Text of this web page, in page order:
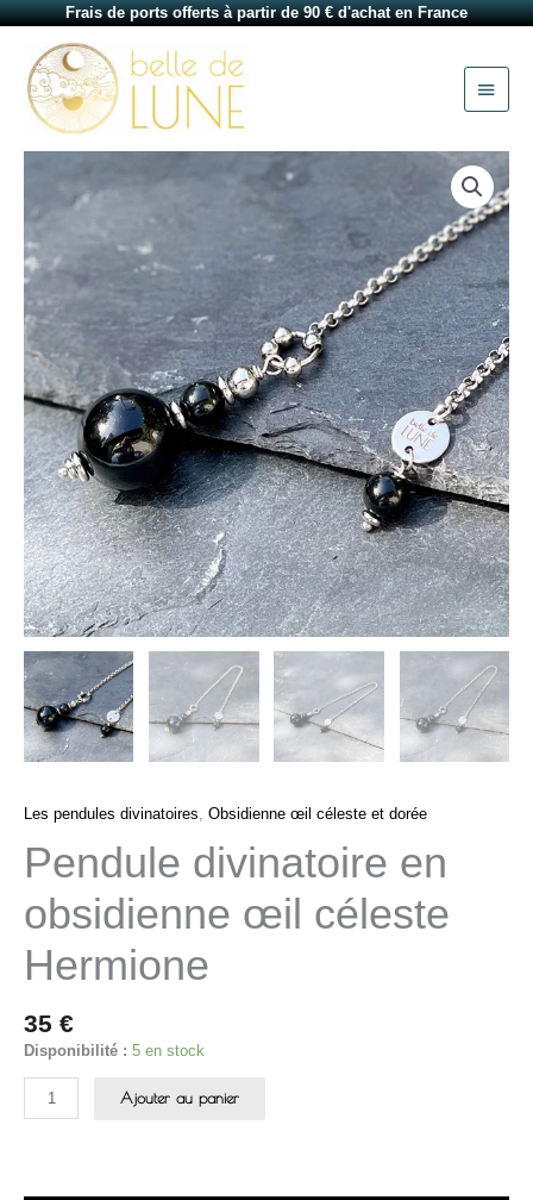
Frais de ports offerts à partir de 90 € d'achat en France
Aller
contenu
Les pendules divinatoires, Obsidienne œil céleste et dorée
Pendule divinatoire en
obsidienne œil céleste
Hermione
35 €
Disponibilité : 5 en stock
Pendule
en
obsidienne
œil
céleste
Hermione
Ajouter au panier